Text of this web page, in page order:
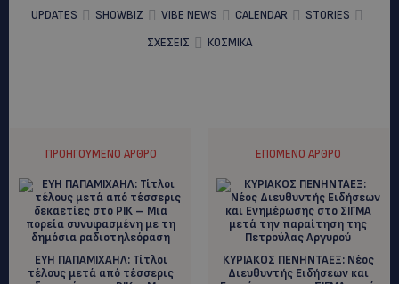
UPDATES SHOWBIZ VIBE NEWS CALENDAR
STORIES
ΣΧΕΣΕΙΣ
ΚΟΣΜΙΚΑ
ΠΡΟΗΓΟΎΜΕΝΟ ΆΡΘΡΟ
ΕΥΗ ΠΑΠΑΜΙΧΑΗΛ: Τίτλοι
τέλους μετά από τέσσερις
ΕΠΌΜΕΝΟ ΆΡΘΡΟ
ΚΥΡΙΑΚΟΣ ΠΕΝΗΝΤΑΕΞ: Νέος
Διευθυντής Ειδήσεων και